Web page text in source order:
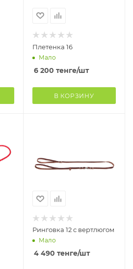
Плетенка 16
Мало
6 200 тенге/шт
В КОРЗИНУ
Ринговка 12 с вертлюгом
Мало
4 490 тенге/шт